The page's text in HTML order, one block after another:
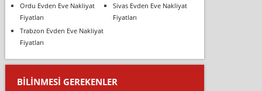
Ordu Evden Eve Nakliyat
Fiyatları
Sivas Evden Eve Nakliyat
Fiyatları
Trabzon Evden Eve Nakliyat
Fiyatları
BILINMESI GEREKENLER